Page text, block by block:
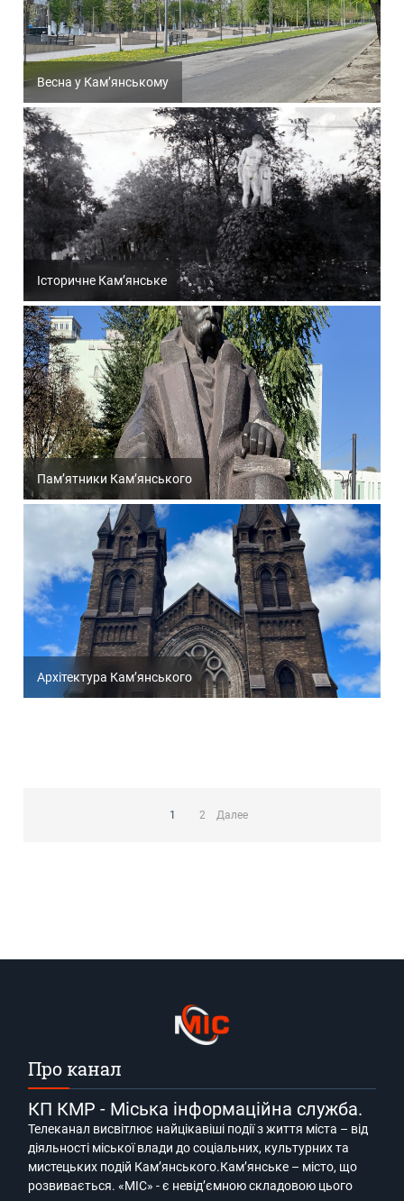
Весна у Кам’янському
Історичне Кам’янське
Пам’ятники Кам’янського
Архітектура Кам’янського
1 2 Далее
Про канал
КП КМР - Міська інформаційна служба.
Телеканал висвітлює найцікавіші події з життя міста – від
діяльності міської влади до соціальних, культурних та
мистецьких подій Кам’янського.Кам’янське – місто, що
розвивається. «МІС» - є невід’ємною складовою цього